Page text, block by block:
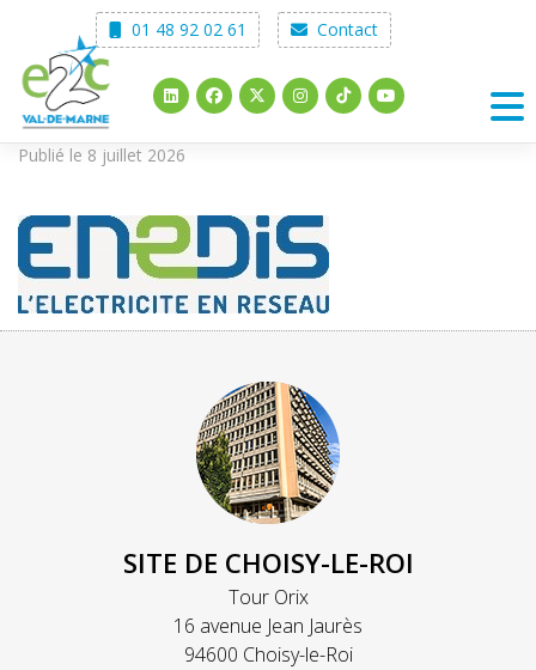
content
01 48 92 02 61 Contact
Publié le 8 juillet 2026
SITE DE CHOISY-LE-ROI
Tour Orix
16 avenue Jean Jaurès
94600 Choisy-le-Roi